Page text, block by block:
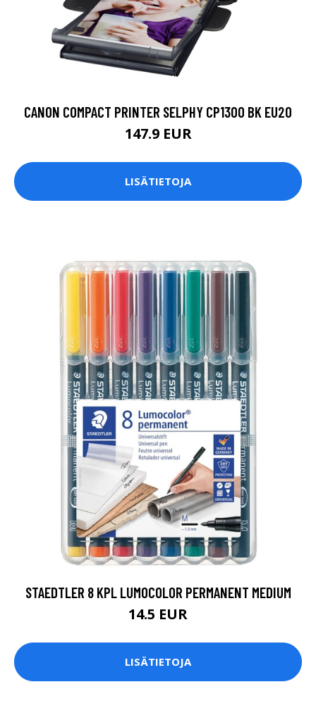
CANON COMPACT PRINTER SELPHY CP1300 BK EU20
147.9 EUR
LISÄTIETOJA
STAEDTLER 8 KPL LUMOCOLOR PERMANENT MEDIUM
14.5 EUR
LISÄTIETOJA